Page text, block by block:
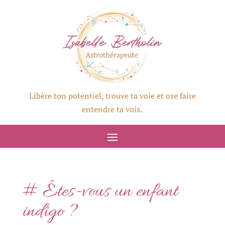
Libère ton potentiel, trouve ta voie et ose faire
entendre ta voix.
# Êtes-vous un enfant
indigo ?